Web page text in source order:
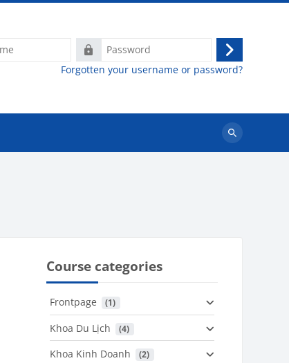
Password
Log
in
Forgotten your username or password?
Search
Course categories
Frontpage (1)
Khoa Du Lịch (4)
Khoa Kinh Doanh (2)